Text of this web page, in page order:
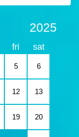
2025
fri sat
5 6
12 13
19 20